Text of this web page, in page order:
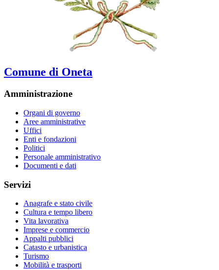
Comune di Oneta
Amministrazione
Organi di governo
Aree amministrative
Uffici
Enti e fondazioni
Politici
Personale amministrativo
Documenti e dati
Servizi
Anagrafe e stato civile
Cultura e tempo libero
Vita lavorativa
Imprese e commercio
Appalti pubblici
Catasto e urbanistica
Turismo
Mobilità e trasporti